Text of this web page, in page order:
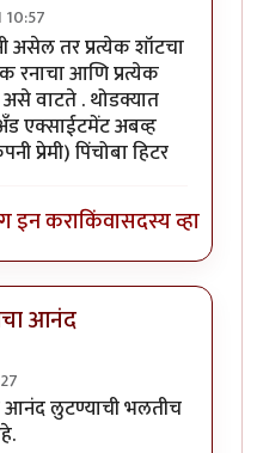
byसहज
असेल तर प्रत्येक शॉटचा
रनाचा आणि प्रत्येक
वाटते . थोडक्यात
एक्साईटमेंट अबव्ह
प्रेमी) पिंचोबा हिटर
इन कराकिंवासदस्य व्हा
आनंद
... जर कंपनीbyटारझन
आनंद लुटण्याची भलतीच